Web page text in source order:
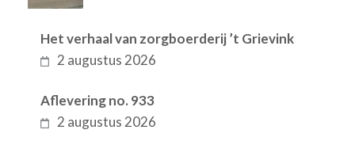
Het verhaal van zorgboerderij ’t Grievink
2 augustus 2026
Aflevering no. 933
2 augustus 2026